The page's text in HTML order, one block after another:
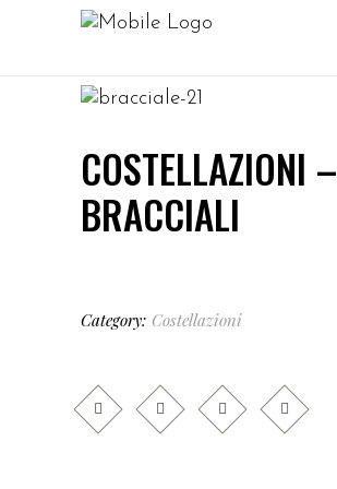
COSTELLAZIONI –
BRACCIALI
Category: Costellazioni